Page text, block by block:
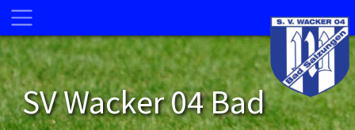
SV Wacker 04 Bad